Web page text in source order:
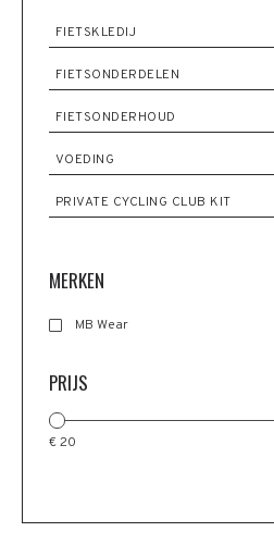
FIETSKLEDIJ
FIETSONDERDELEN
FIETSONDERHOUD
VOEDING
PRIVATE CYCLING CLUB KIT
MERKEN
MB Wear
PRIJS
€ 20